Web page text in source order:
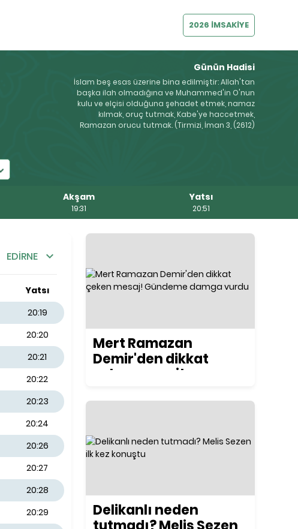
2026 İMSAKİYE
Günün Hadisi
İslam beş esas üzerine bina edilmiştir: Allah'tan
başka ilah olmadığına ve Muhammed'in O'nun
kulu ve elçisi olduğuna şehadet etmek, namaz
kılmak, oruç tutmak, Kabe'ye haccetmek,
Ramazan orucu tutmak. (Tirmizi, İman 3, (2612)
Akşam
19:31
Yatsı
20:51
EDİRNE
Yatsı
20:19
20:20
20:21
20:22
20:23
20:24
20:26
20:27
20:28
20:29
Mert Ramazan
Demir'den dikkat
çeken mesaj!
vurdu
Delikanlı neden